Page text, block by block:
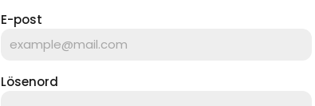
E-post
Lösenord